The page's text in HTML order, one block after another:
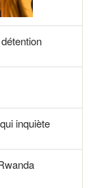
inquiète